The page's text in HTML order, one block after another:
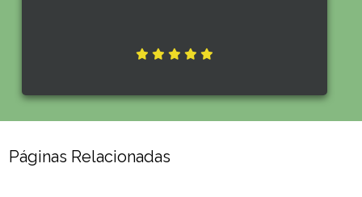
Páginas Relacionadas